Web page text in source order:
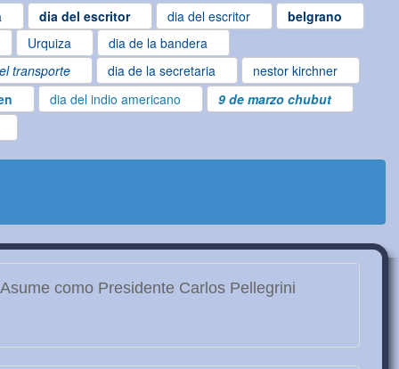
dia del escritor dia del escritor
belgrano
Urquiza
dia de la bandera
transporte dia de la secretaria
nestor kirchner
dia del indio americano 9 de marzo chubut
Asume como Presidente Carlos Pellegrini